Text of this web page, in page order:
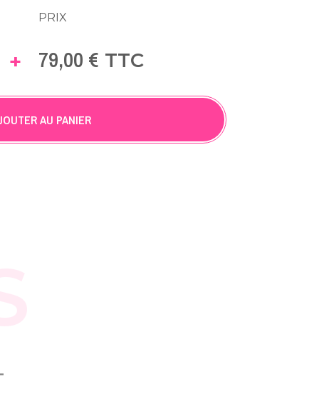
+
PRIX
79,00 € TTC
AU PANIER